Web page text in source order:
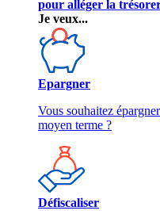
pour alléger la
Je veux...
Epargner
Vous souhaitez
moyen terme ?
Défiscaliser